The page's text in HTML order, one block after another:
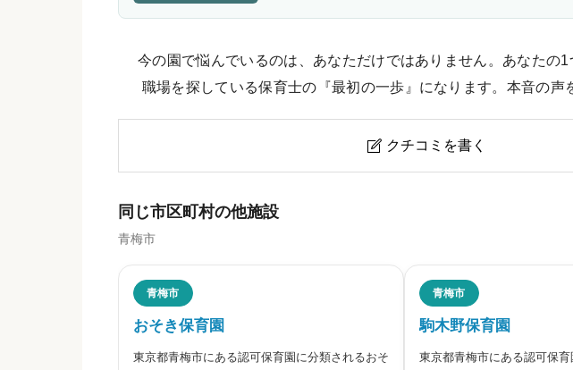
今の園で悩んでいるのは、あなただけではありません。あなたの
職場を探している保育士の『最初の一歩』になります。本音の声
 クチコミを書く
ニックネーム 任意
※本名や誤解される名前の使用はご遠慮ください。
同じ市区町村の他施設
青梅市
青梅市
おそき保育園
東京都青梅市にある認可保育園に分類されるおそ
青梅市
駒木野保育園
東京都青梅市にある認可保